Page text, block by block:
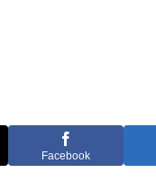
Facebook